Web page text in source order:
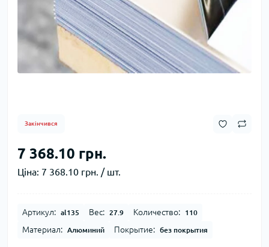
Закінчився
7 368.10 грн.
Ціна: 7 368.10 грн. / шт.
Артикул: al135 Вес: 27.9 Количество: 110
Материал: Алюминий Покрытие: без покрытия